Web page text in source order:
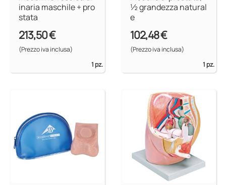
inaria maschile + pro
stata
213,50 €
(Prezzo iva inclusa)
1 pz.
½ grandezza natural
e
102,48 €
(Prezzo iva inclusa)
1 pz.